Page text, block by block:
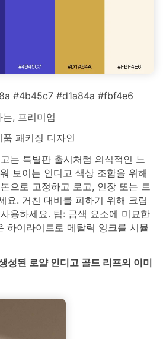
#4b45c7 #d1a84a #fbf4e6
, 프리미엄
패키징 디자인
는 특별판 출시처럼 의식적인 느
보이는 인디고 색상 조합을 위해
으로 고정하고 로고, 인장 또는 트
요. 거친 대비를 피하기 위해 크림
용하세요. 팁: 금색 요소에 미묘한
하이라이트로 메탈릭 잉크를 시뮬
성된 로얄 인디고 골드 리프의 이미